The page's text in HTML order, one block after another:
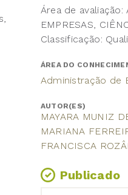
Área de avaliação:
EMPRESAS,
Classificação:
ÁREA DO
Administração de
AUTOR(ES)
MAYARA MUNIZ
MARIANA
FRANCISCA
Publicado